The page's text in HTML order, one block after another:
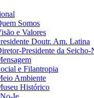
Somos
e Valores
Doutr. Am. Latina
Presidente da
e Filantropia
Ambiente
Histórico
Ie